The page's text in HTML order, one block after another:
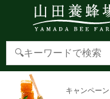
キャンペーン